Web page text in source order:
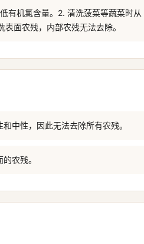
有机氯含量。2. 清洗菠菜等蔬菜时从
面农残，内部农残无法去除。
中性，因此无法去除所有农残。
农残。